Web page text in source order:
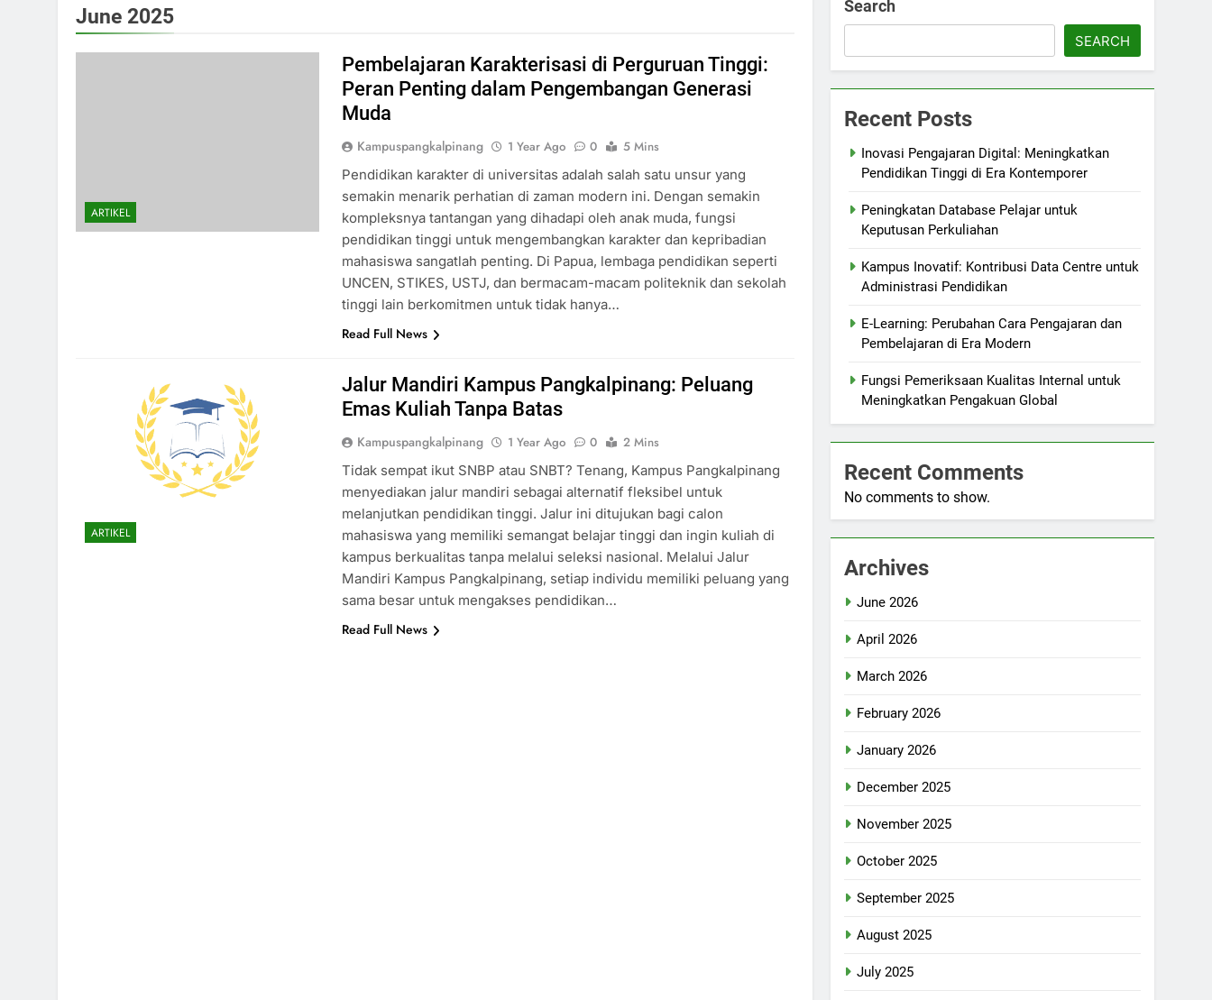
June 2025
ARTIKEL
Pembelajaran Karakterisasi di Perguruan Tinggi:
Peran Penting dalam Pengembangan Generasi
Muda
Kampuspangkalpinang 1 Year Ago 0
5 Mins
Pendidikan karakter di universitas adalah salah satu unsur yang
semakin menarik perhatian di zaman modern ini. Dengan semakin
kompleksnya tantangan yang dihadapi oleh anak muda, fungsi
pendidikan tinggi untuk mengembangkan karakter dan kepribadian
mahasiswa sangatlah penting. Di Papua, lembaga pendidikan seperti
UNCEN, STIKES, USTJ, dan bermacam-macam politeknik dan sekolah
tinggi lain berkomitmen untuk tidak hanya…
Read Full News
ARTIKEL
Jalur Mandiri Kampus Pangkalpinang: Peluang
Emas Kuliah Tanpa Batas
Kampuspangkalpinang 1 Year Ago 0
2 Mins
Tidak sempat ikut SNBP atau SNBT? Tenang, Kampus Pangkalpinang
menyediakan jalur mandiri sebagai alternatif fleksibel untuk
melanjutkan pendidikan tinggi. Jalur ini ditujukan bagi calon
mahasiswa yang memiliki semangat belajar tinggi dan ingin kuliah di
kampus berkualitas tanpa melalui seleksi nasional. Melalui Jalur
Mandiri Kampus Pangkalpinang, setiap individu memiliki peluang yang
sama besar untuk mengakses pendidikan…
Read Full News
Search
SEARCH
Recent Posts
Inovasi Pengajaran Digital: Meningkatkan
Pendidikan Tinggi di Era Kontemporer
Peningkatan Database Pelajar untuk
Keputusan Perkuliahan
Kampus Inovatif: Kontribusi Data Centre untuk
Administrasi Pendidikan
E-Learning: Perubahan Cara Pengajaran dan
Pembelajaran di Era Modern
Fungsi Pemeriksaan Kualitas Internal untuk
Meningkatkan Pengakuan Global
Recent Comments
No comments to show.
Archives
June 2026
April 2026
March 2026
February 2026
January 2026
December 2025
November 2025
October 2025
September 2025
August 2025
July 2025